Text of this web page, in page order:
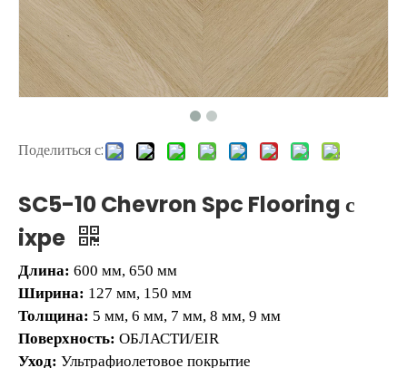
Поделиться с:
SC5-10 Chevron Spc Flooring с
ixpe
Длина: 600 мм, 650 мм
Ширина: 127 мм, 150 мм
Толщина: 5 мм, 6 мм, 7 мм, 8 мм, 9 мм
Поверхность: ОБЛАСТИ/EIR
Уход: Ультрафиолетовое покрытие